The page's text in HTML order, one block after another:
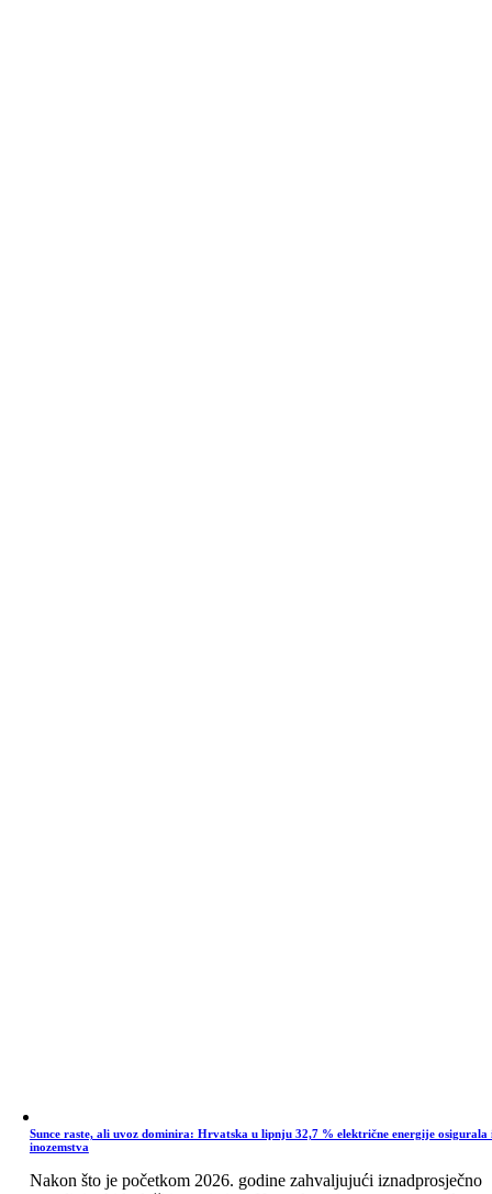
Sunce raste, ali uvoz dominira: Hrvatska u lipnju 32,7 % električne energije osigurala
inozemstva
Nakon što je početkom 2026. godine zahvaljujući iznadprosječno